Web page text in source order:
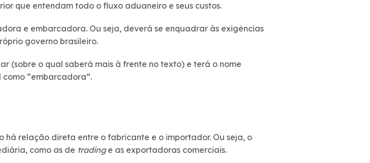
que entendam todo o fluxo aduaneiro e seus custos.
e embarcadora. Ou seja, deverá se enquadrar às exigências
governo brasileiro.
(sobre o qual saberá mais à frente no texto) e terá o nome
“embarcadora”.
há relação direta entre o fabricante e o importador. Ou seja, o
como as de tradinge as exportadoras comerciais.